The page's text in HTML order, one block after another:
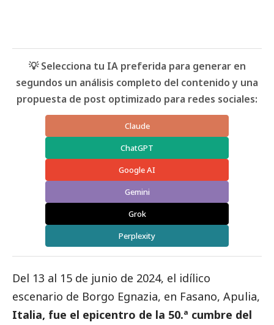
💡 Selecciona tu IA preferida para generar en
segundos un análisis completo del contenido y una
propuesta de post optimizado para redes sociales:
Claude
ChatGPT
Google AI
Gemini
Grok
Perplexity
Del 13 al 15 de junio de 2024, el idílico
escenario de Borgo Egnazia, en Fasano, Apulia,
Italia, fue el epicentro de la 50.ª cumbre del